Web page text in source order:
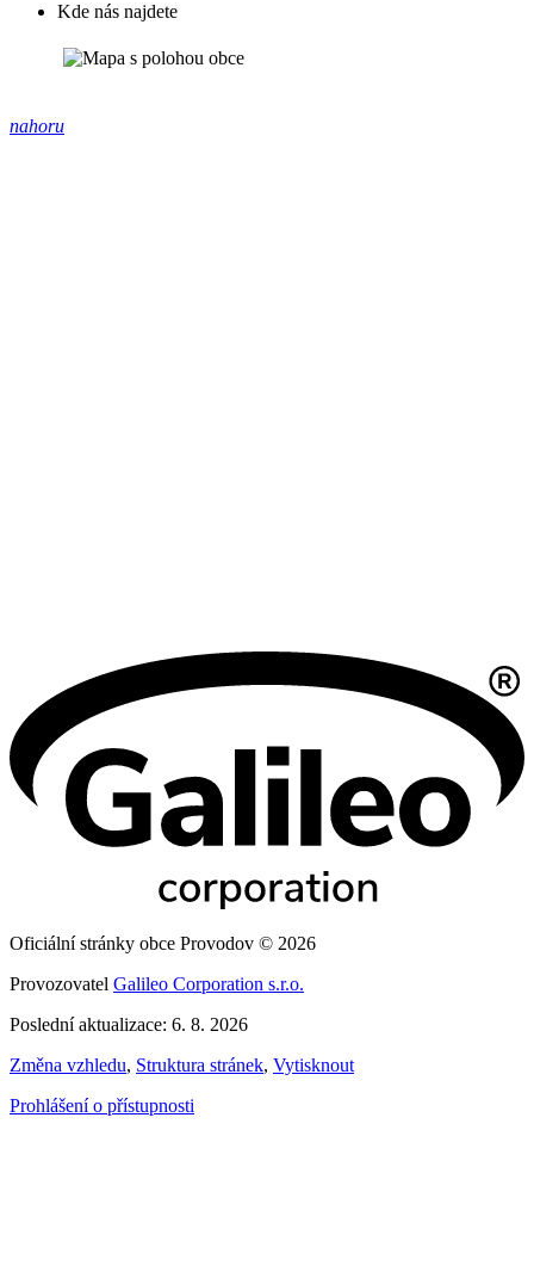
Kde nás najdete
nahoru
Oficiální stránky obce Provodov © 2026
Provozovatel Galileo Corporation s.r.o.
Poslední aktualizace: 6. 8. 2026
Změna vzhledu, Struktura stránek, Vytisknout
Prohlášení o přístupnosti